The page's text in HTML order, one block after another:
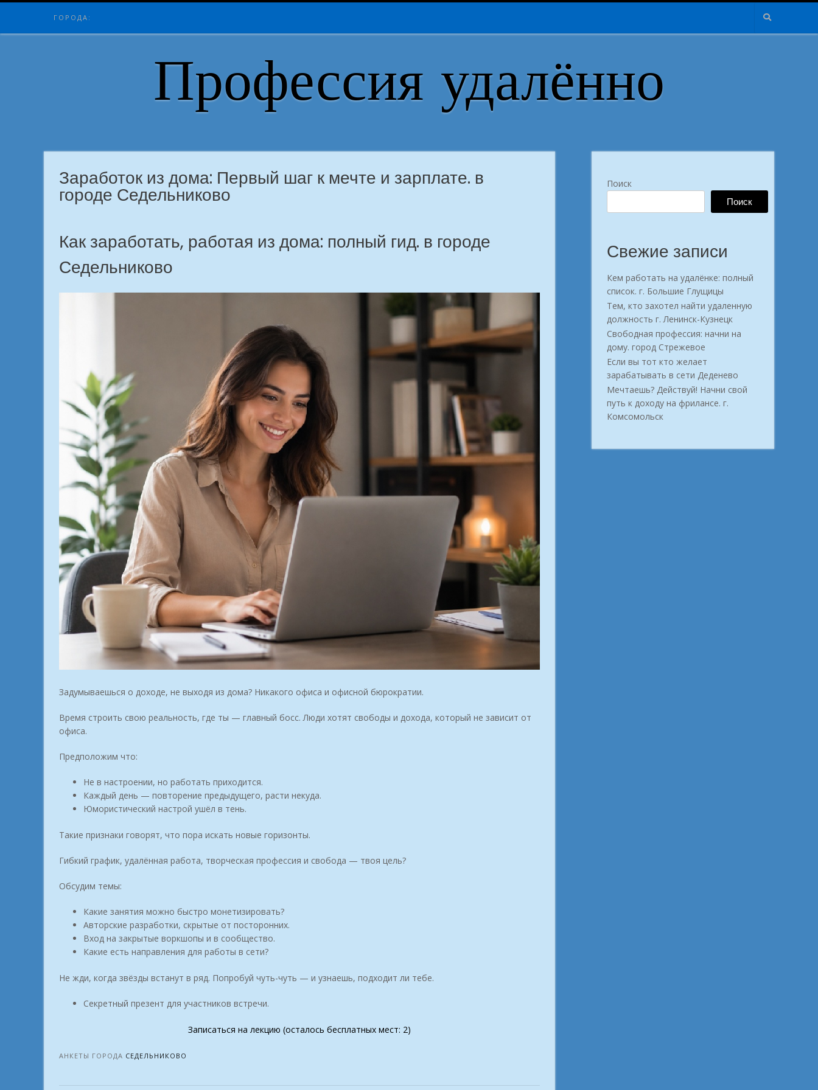
Skip
content
ГОРОДА:
Профессия удалённо
Заработок из дома: Первый шаг к мечте и зарплате. в
городе Седельниково
Как заработать, работая из дома: полный гид. в городе
Седельниково
Задумываешься о доходе, не выходя из дома? Никакого офиса и офисной бюрократии.
Время строить свою реальность, где ты — главный босс. Люди хотят свободы и дохода, который не зависит от
офиса.
Предположим что:
Не в настроении, но работать приходится.
Каждый день — повторение предыдущего, расти некуда.
Юмористический настрой ушёл в тень.
Такие признаки говорят, что пора искать новые горизонты.
Гибкий график, удалённая работа, творческая профессия и свобода — твоя цель?
Обсудим темы:
Какие занятия можно быстро монетизировать?
Авторские разработки, скрытые от посторонних.
Вход на закрытые воркшопы и в сообщество.
Какие есть направления для работы в сети?
Не жди, когда звёзды встанут в ряд. Попробуй чуть-чуть — и узнаешь, подходит ли тебе.
Секретный презент для участников встречи.
Записаться на лекцию (осталось бесплатных мест: 2)
АНКЕТЫ ГОРОДА СЕДЕЛЬНИКОВО
Поиск
Поиск
Свежие записи
Кем работать на удалёнке: полный
список. г. Большие Глущицы
Тем, кто захотел найти удаленную
должность г. Ленинск-Кузнецк
Свободная профессия: начни на
дому. город Стрежевое
Если вы тот кто желает
зарабатывать в сети Деденево
Мечтаешь? Действуй! Начни свой
путь к доходу на фрилансе. г.
Комсомольск